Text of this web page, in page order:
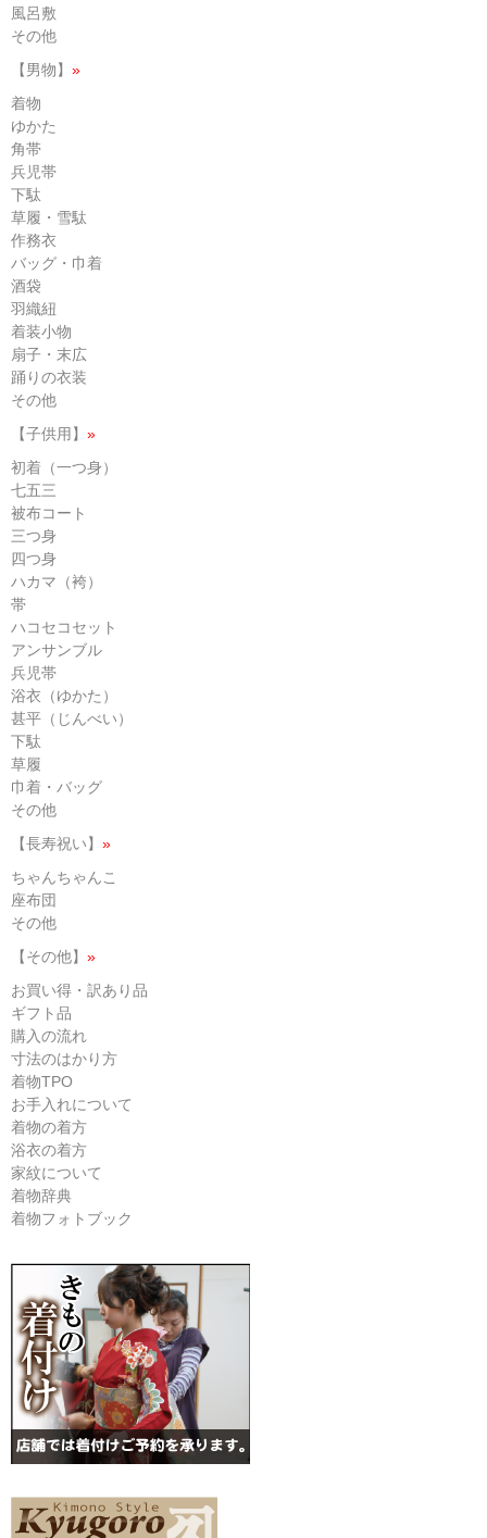
風呂敷
その他
【男物】 »
着物
ゆかた
角帯
兵児帯
下駄
草履・雪駄
作務衣
バッグ・巾着
酒袋
羽織紐
着装小物
扇子・末広
踊りの衣装
その他
【子供用】 »
初着（一つ身）
七五三
被布コート
三つ身
四つ身
ハカマ（袴）
帯
ハコセコセット
アンサンブル
兵児帯
浴衣（ゆかた）
甚平（じんべい）
下駄
草履
巾着・バッグ
その他
【長寿祝い】 »
ちゃんちゃんこ
座布団
その他
【その他】 »
お買い得・訳あり品
ギフト品
購入の流れ
寸法のはかり方
着物TPO
お手入れについて
着物の着方
浴衣の着方
家紋について
着物辞典
着物フォトブック